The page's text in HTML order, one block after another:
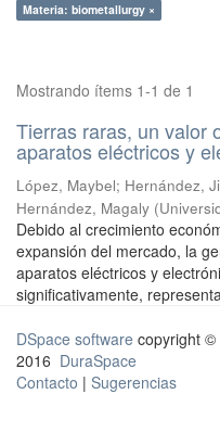
Materia: biometallurgy ×
Mostrando ítems 1-1 de 1
Tierras raras, un valor
aparatos eléctricos y
López, Maybel; Hernández,
Hernández, Magaly (
Debido al crecimiento
expansión del mercado, la
aparatos eléctricos y
significativamente,
DSpace software copyright ©
2016 DuraSpace
Contacto | Sugerencias